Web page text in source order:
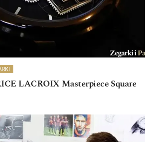
LACROIX Masterpiece Square